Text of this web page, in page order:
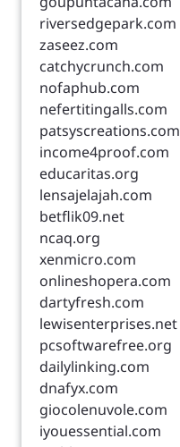
riversedgepark.com
zaseez.com
catchycrunch.com
nofaphub.com
nefertitingalls.com
patsyscreations.com
income4proof.com
educaritas.org
lensajelajah.com
betflik09.net
ncaq.org
xenmicro.com
onlineshopera.com
dartyfresh.com
lewisenterprises.net
pcsoftwarefree.org
dailylinking.com
dnafyx.com
giocolenuvole.com
iyouessential.com